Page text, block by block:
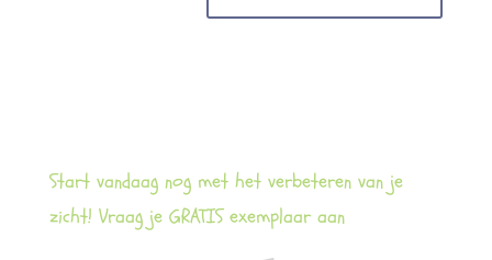
Start vandaag nog met het verbeteren van je
zicht! Vraag je GRATIS exemplaar aan